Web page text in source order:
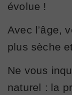
évolue !
Avec l’âge,
plus sèche
Ne vous
naturel : la